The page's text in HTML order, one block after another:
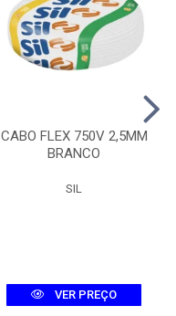
CABO FLEX 750V 2,5MM
BRANCO
SIL
VER PREÇO